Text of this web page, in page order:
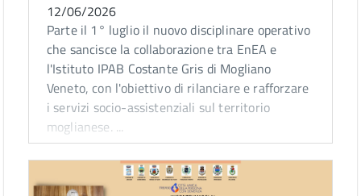
12/06/2026
Parte il 1° luglio il nuovo disciplinare operativo
che sancisce la collaborazione tra EnEA e
l'Istituto IPAB Costante Gris di Mogliano
Veneto, con l'obiettivo di rilanciare e rafforzare
i servizi socio-assistenziali sul territorio
moglianese. ...